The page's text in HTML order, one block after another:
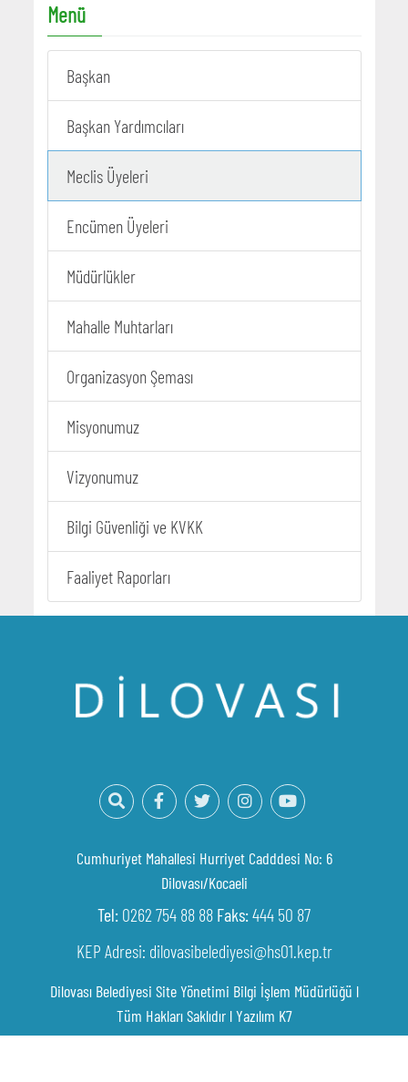
Menü
Başkan
Başkan Yardımcıları
Meclis Üyeleri
Encümen Üyeleri
Müdürlükler
Mahalle Muhtarları
Organizasyon Şeması
Misyonumuz
Vizyonumuz
Bilgi Güvenliği ve KVKK
Faaliyet Raporları
Cumhuriyet Mahallesi Hurriyet Cadddesi No: 6
Dilovası/Kocaeli
Tel: 0262 754 88 88 Faks:444 50 87
KEP Adresi: dilovasibelediyesi@hs01.kep.tr
Dilovası Belediyesi Site Yönetimi Bilgi İşlem Müdürlüğü l
Tüm Hakları Saklıdır lYazılım K7